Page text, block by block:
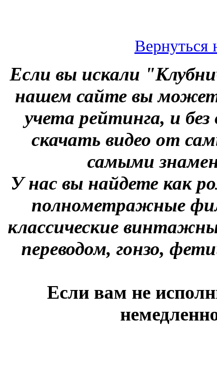
Вернуться
Если вы искали
нашем сайте вы
учета рейтинга, и
скачать видео от
самыми
У нас вы найдете как
полнометражные
классические
переводом, гонзо,
Если вам не